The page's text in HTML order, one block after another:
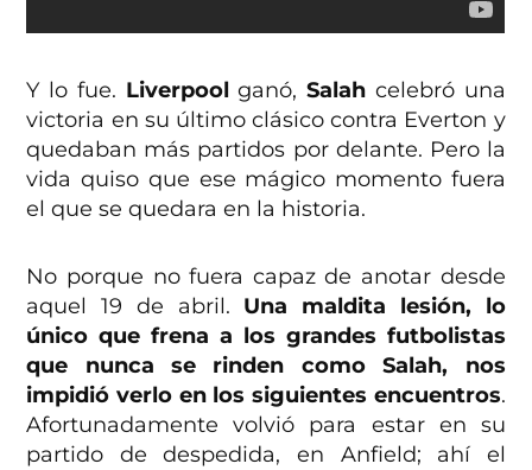
Y lo fue. Liverpool ganó,Salah celebró una
victoria en su último clásico contra Everton y
quedaban más partidos por delante. Pero la
vida quiso que ese mágico momento fuera
el que se quedara en la historia.
No porque no fuera capaz de anotar desde
aquel 19 de abril. Una maldita lesión, lo
único que frena a los grandes futbolistas
que nunca se rinden como Salah, nos
impidió verlo en los siguientes encuentros.
Afortunadamente volvió para estar en su
partido de despedida, en Anfield; ahí el